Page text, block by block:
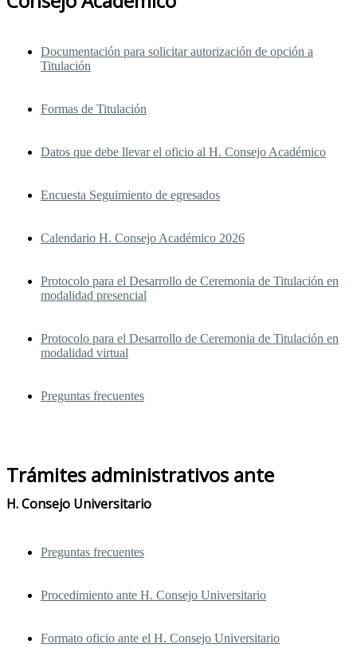
Documentación para solicitar autorización de opción a
Titulación
Formas de Titulación
Datos que debe llevar el oficio al H. Consejo Académico
Encuesta Seguimiento de egresados
Calendario H. Consejo Académico 2026
Protocolo para el Desarrollo de Ceremonia de Titulación en
modalidad presencial
Protocolo para el Desarrollo de Ceremonia de Titulación en
modalidad virtual
Preguntas frecuentes
Trámites administrativos ante
H. Consejo Universitario
Preguntas frecuentes
Procedimiento ante H. Consejo Universitario
Formato oficio ante el H. Consejo Universitario